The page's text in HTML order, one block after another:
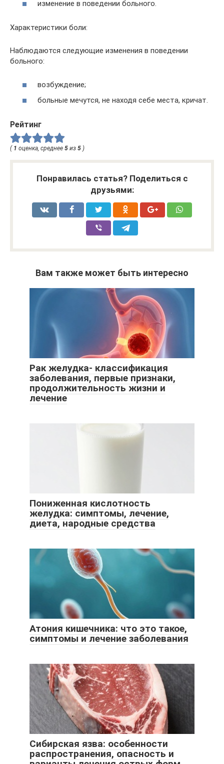
изменение в поведении больного.
Характеристики боли:
Наблюдаются следующие изменения в поведении
больного:
возбуждение;
больные мечутся, не находя себе места, кричат.
Рейтинг
( 1 оценка, среднее 5 из 5 )
Понравилась статья? Поделиться с
друзьями:
Вам также может быть интересно
Рак желудка- классификация
заболевания, первые признаки,
продолжительность жизни и
лечение
Пониженная кислотность
желудка: симптомы, лечение,
диета, народные средства
Атония кишечника: что это такое,
симптомы и лечение заболевания
Сибирская язва: особенности
распространения, опасность и